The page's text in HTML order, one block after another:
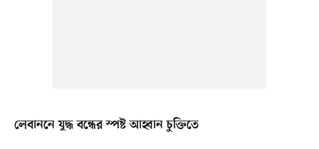
লেবাননে যুদ্ধ বন্ধের স্পষ্ট আহ্বান চুক্তিতে